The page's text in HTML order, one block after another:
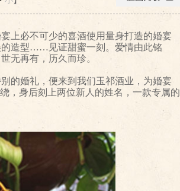
必不可少的喜酒使用量身打造的婚宴
的造型……见证甜蜜一刻。爱情由此铭
无再有，历久而珍。
婚礼，便来到我们玉祁酒业，为婚宴
，身后刻上两位新人的姓名，一款专属的